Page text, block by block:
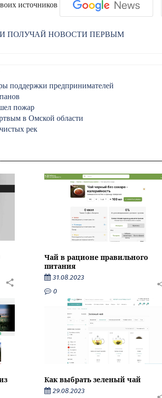
источников
ПОЛУЧАЙ НОВОСТИ ПЕРВЫМ
поддержки предпринимателей
пожар
в Омской области
рек
Чай в рационе правильного
питания
31.08.2023
0
Как выбрать зеленый чай
29.08.2023